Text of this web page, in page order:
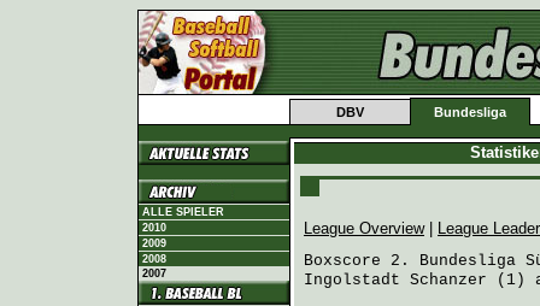
DBV Bundesliga
ALLE SPIELER
2010
2009
2008
2007
League Overview|
League
Boxscore 2. Bundesliga
Ingolstadt Schanzer (1)